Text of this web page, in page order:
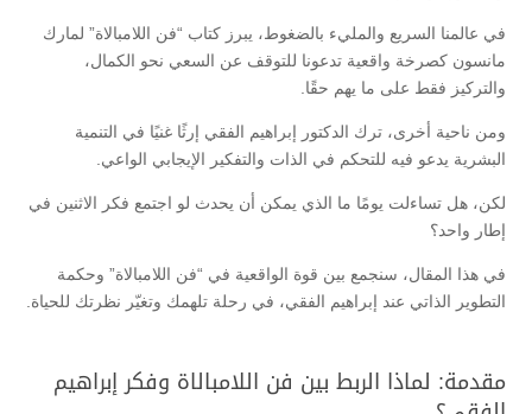
في عالمنا السريع والمليء بالضغوط، يبرز كتاب “فن اللامبالاة” لمارك
مانسون كصرخة واقعية تدعونا للتوقف عن السعي نحو الكمال،
والتركيز فقط على ما يهم حقًا.
ومن ناحية أخرى، ترك الدكتور إبراهيم الفقي إرثًا غنيًا في التنمية
البشرية يدعو فيه للتحكم في الذات والتفكير الإيجابي الواعي.
لكن، هل تساءلت يومًا ما الذي يمكن أن يحدث لو اجتمع فكر الاثنين في
إطار واحد؟
في هذا المقال، سنجمع بين قوة الواقعية في “فن اللامبالاة” وحكمة
التطوير الذاتي عند إبراهيم الفقي، في رحلة تلهمك وتغيّر نظرتك للحياة.
مقدمة: لماذا الربط بين فن اللامبالاة وفكر إبراهيم